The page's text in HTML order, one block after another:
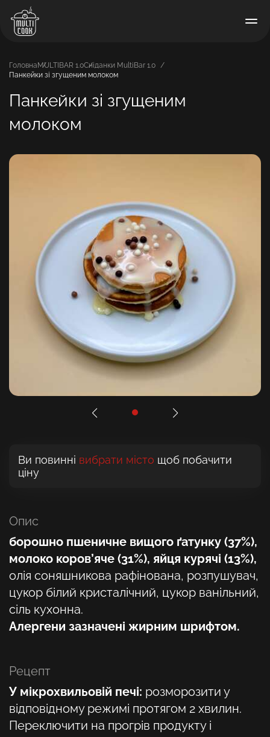
Головна MULTIBAR 1.0Сніданки MultiBar 1.0
Панкейки зі згущеним молоком
Панкейки зі згущеним
молоком
Ви повинні вибрати місто щоб побачити
ціну
Опис
борошно пшеничне вищого ґатунку (37%),
молоко коров’яче (31%), яйця курячі (13%),
олія соняшникова рафінована, розпушувач,
цукор білий кристалічний, цукор ванільний,
сіль кухонна.
Алергени зазначені жирним шрифтом.
Рецепт
У мікрохвильовій печі: розморозити у
відповідному режимі протягом 2 хвилин.
Переключити на прогрів продукту і